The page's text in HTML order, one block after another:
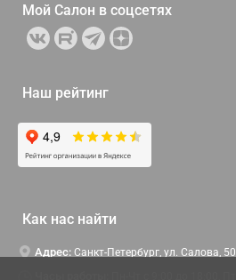
Мой Салон в соцсетях
Наш рейтинг
Как нас найти
Адрес: Санкт-Петербург, ул. Салова, 50